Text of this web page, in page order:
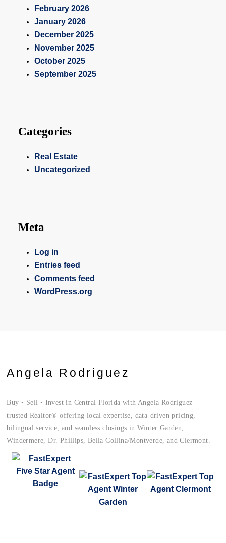
February 2026
January 2026
December 2025
November 2025
October 2025
September 2025
Categories
Real Estate
Uncategorized
Meta
Log in
Entries feed
Comments feed
WordPress.org
Angela Rodriguez
Buy • Sell • Invest in Central Florida with Angela Rodriguez —
trusted Realtor® offering local expertise, data-driven pricing,
bilingual service, and seamless closings in Winter Garden,
Windermere, Dr. Phillips, Bella Collina/Montverde, and Clermont.